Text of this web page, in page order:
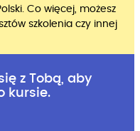
Co więcej, możesz
szkolenia czy innej
z Tobą, aby
kursie.